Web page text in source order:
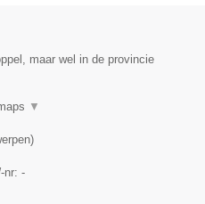
maar wel in de provincie
▼
)
nr: -